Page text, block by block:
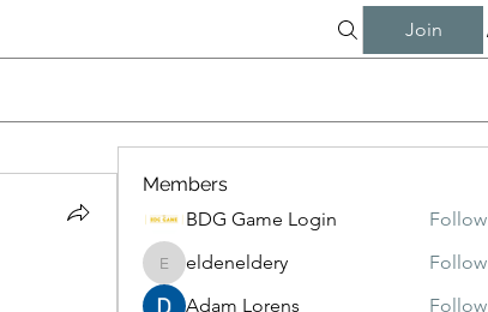
Join
Members
BDG Game Login
Follow
eldeneldery
eldeneldery
Follow
Adam Lorens
Follow